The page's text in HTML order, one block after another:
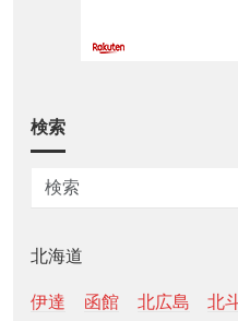
検索
北海道
伊達 函館 北広島 北